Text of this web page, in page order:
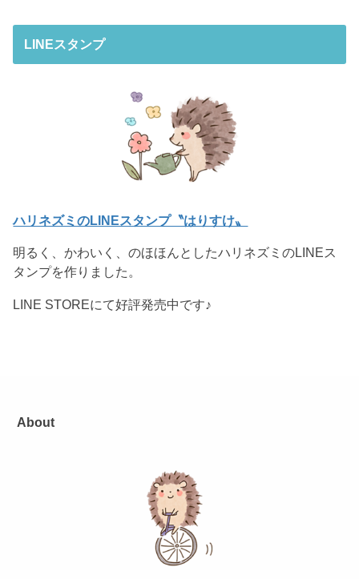
LINEスタンプ
ハリネズミのLINEスタンプ〝はりすけ〟
明るく、かわいく、のほほんとしたハリネズミのLINEス
タンプを作りました。
LINE STOREにて好評発売中です♪
About